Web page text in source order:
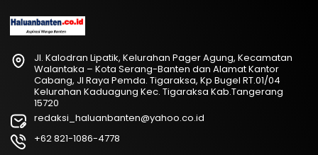
Jl. Kalodran Lipatik, Kelurahan Pager Agung, Kecamatan
Walantaka – Kota Serang-Banten dan Alamat Kantor
Cabang, Jl Raya Pemda. Tigaraksa, Kp Bugel RT.01/04
Kelurahan Kaduagung Kec. Tigaraksa Kab.Tangerang
15720
redaksi_haluanbanten@yahoo.co.id
+62 821-1086-4778